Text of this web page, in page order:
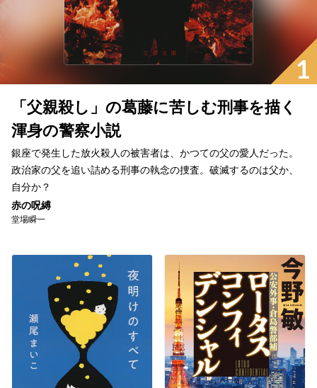
1
「父親殺し」の葛藤に苦しむ刑事を描く
渾身の警察小説
銀座で発生した放火殺人の被害者は、かつての父の愛人だった。
政治家の父を追い詰める刑事の執念の捜査。破滅するのは父か、
自分か？
赤の呪縛
堂場瞬一